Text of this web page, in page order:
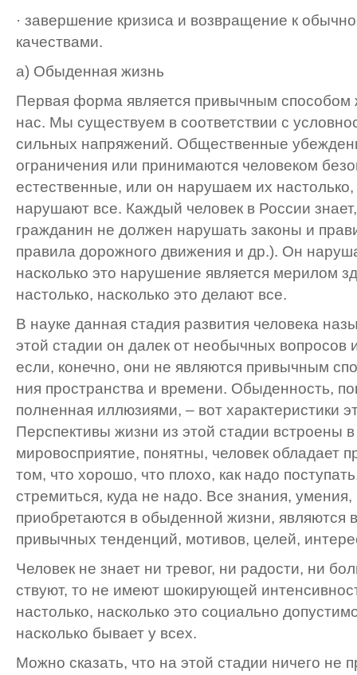
· завершение кризиса и возвращение к
качествами.
а) Обыденная жизнь
Первая форма является привычным способом
нас. Мы существуем в соответствии с
сильных напряжений. Общественные
ограничения или принимаются человеком
есте­ственные, или он нарушаем их настолько,
нарушают все. Каждый человек в России
гражданин не должен нарушать законы и
правила до­рожного движения и др.). Он
насколько это нарушение является мерилом
настолько, насколько это делают все.
В науке данная стадия развития человека
этой стадии он далек от необычных вопросов
если, конечно, они не являются привычным
ния пространства и времени. Обыденность,
полненная иллюзиями, – вот характеристики
Перспективы жизни из этой стадии встроены
мировосприятие, понятны, человек обладает
том, что хоро­шо, что плохо, как надо
стремиться, куда не надо. Все знания,
приобретаются в обыденной жизни, являются
привычных тенден­ций, мотивов, целей,
Человек не знает ни тревог, ни радости, ни
ствуют, то не имеют шокирующей
настолько, насколько это социально
насколько бывает у всех.
Можно сказать, что на этой стадии ничего не